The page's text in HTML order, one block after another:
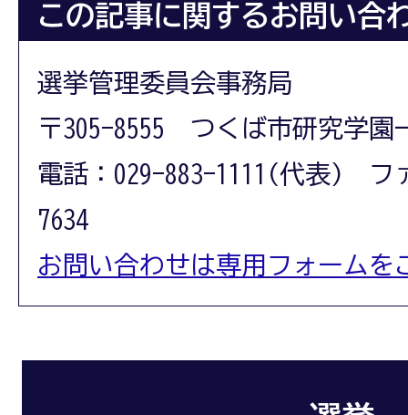
この記事に関するお問い合
選挙管理委員会事務局
〒305-8555 つくば市研究学園
電話：029-883-1111(代表) フ
7634
お問い合わせは専用フォームを